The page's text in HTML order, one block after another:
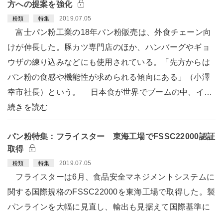
方への提案を強化
粉類 特集 2019.07.05
富士パン粉工業の18年パン粉販売は、外食チェーン向
けが伸長した。豚カツ専門店のほか、ハンバーグやギョ
ウザの練り込みなどにも使用されている。「先方からは
パン粉の食感や機能性が求められる傾向にある」（小澤
幸市社長）という。 日本食が世界でブームの中、イ…
続きを読む
パン粉特集：フライスター 東海工場でFSSC22000認証
取得
粉類 特集 2019.07.05
フライスターは6月、食品安全マネジメントシステムに
関する国際規格のFSSC22000を東海工場で取得した。製
パンラインを大幅に見直し、輸出も見据えて国際基準に